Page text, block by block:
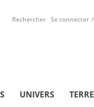
Rechercher Se connecter
UNIVERS TERRE